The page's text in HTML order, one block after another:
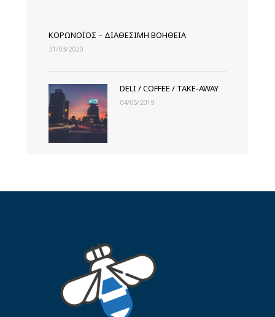
ΚΟΡΩΝΟΪΌΣ – ΔΙΑΘΈΣΙΜΗ ΒΟΉΘΕΙΑ
31/03/2020
DELI / COFFEE / TAKE-AWAY
04/05/2019